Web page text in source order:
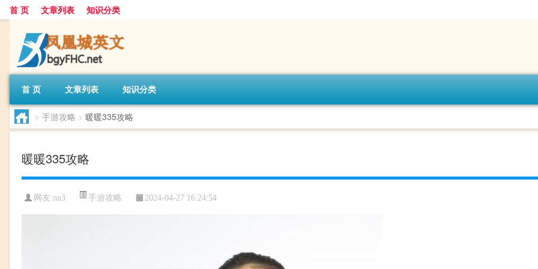
首 页 文章列表 知识分类
首 页 文章列表 知识分类
> 手游攻略 > 暖暖335攻略
暖暖335攻略
网友:nn3 手游攻略 2024-04-27 16:24:54